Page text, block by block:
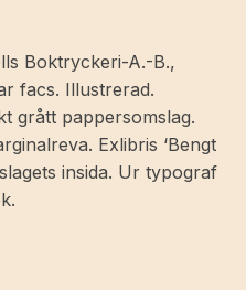
Boktryckeri-A.-B.,
facs. Illustrerad.
grått pappersomslag.
Exlibris ‘Bengt
insida. Ur typograf